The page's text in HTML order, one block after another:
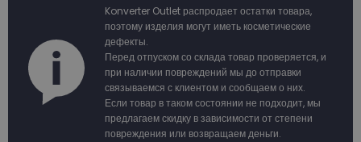
Konverter Outlet распродает остатки товара,
поэтому изделия могут иметь косметические
дефекты.
Перед отпуском со склада товар проверяется, и
при наличии повреждений мы до отправки
связываемся с клиентом и сообщаем о них.
Если товар в таком состоянии не подходит, мы
предлагаем скидку в зависимости от степени
повреждения или возвращаем деньги.